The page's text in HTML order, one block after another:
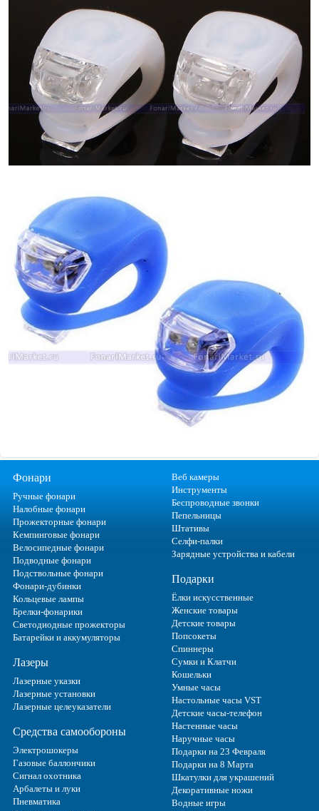
Фонари
Ручные фонари
Налобные фонари
Прожекторные фонари
Кемпинговые фонари
Велосипедные фонари
Подводные фонари
Подствольные фонари
Фонари-дубинки
Кольцевые лампы
Брелки-фонарики
Светодиодные прожекторы
Батарейки и аккумуляторы
Лазеры
Лазерные указки
Лазерные установки
Лазерные целеуказатели
Средства самообороны
Электрошокеры
Газовые баллончики
Сигнал охотника
Арбалеты и луки
Пневматика
Веб камеры
Инструменты
Беспроводные звонки
Пепельницы
Штативы
Селфи-палки
Зарядные устройства и кабели
Подарки
Ёлки искусственные
Женские товары
Детские товары
Попсокеты
Спиннеры
Сумки и Клатчи
Кошельки
Умные часы
Настольные часы VST
Детские часы-телефон
Настенные часы
Наручные часы
Подарки на 23 Февраля
Подарки на 8 Марта
Шкатулки для украшений
Декоративные ножи
Водные игры